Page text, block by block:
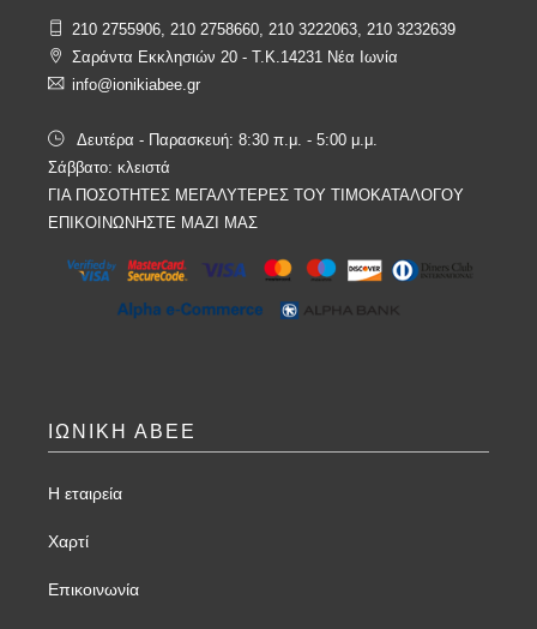
210 2755906, 210 2758660, 210 3222063, 210 3232639
Σαράντα Εκκλησιών 20 - T.K.14231 Νέα Ιωνία
info@ionikiabee.gr
Δευτέρα - Παρασκευή: 8:30 π.μ. - 5:00 μ.μ.
Σάββατο: κλειστά
ΓΙΑ ΠΟΣΟΤΗΤΕΣ ΜΕΓΑΛΥΤΕΡΕΣ ΤΟΥ ΤΙΜΟΚΑΤΑΛΟΓΟΥ
ΕΠΙΚΟΙΝΩΝΗΣΤΕ ΜΑΖΙ ΜΑΣ
ΙΩΝΙΚΗ ΑΒΕΕ
Η εταιρεία
Χαρτί
Επικοινωνία